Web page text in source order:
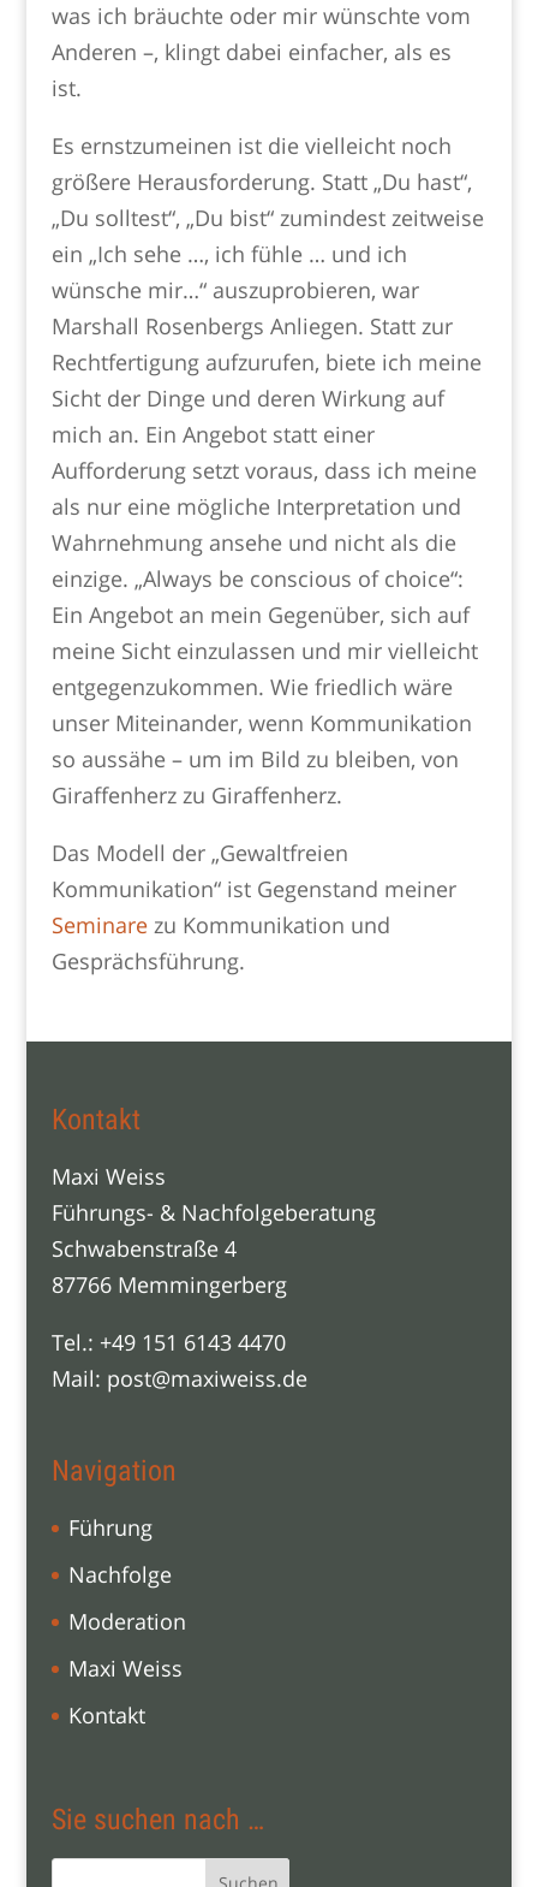
was ich bräuchte oder mir wünschte vom
Anderen –, klingt dabei einfacher, als es
ist.
Es ernstzumeinen ist die vielleicht noch
größere Herausforderung. Statt „Du hast“,
„Du solltest“, „Du bist“ zumindest zeitweise
ein „Ich sehe …, ich fühle … und ich
wünsche mir…“ auszuprobieren, war
Marshall Rosenbergs Anliegen. Statt zur
Rechtfertigung aufzurufen, biete ich meine
Sicht der Dinge und deren Wirkung auf
mich an. Ein Angebot statt einer
Aufforderung setzt voraus, dass ich meine
als nur eine mögliche Interpretation und
Wahrnehmung ansehe und nicht als die
einzige. „Always be conscious of choice“:
Ein Angebot an mein Gegenüber, sich auf
meine Sicht einzulassen und mir vielleicht
entgegenzukommen. Wie friedlich wäre
unser Miteinander, wenn Kommunikation
so aussähe – um im Bild zu bleiben, von
Giraffenherz zu Giraffenherz.
Das Modell der „Gewaltfreien
Kommunikation“ ist Gegenstand meiner
Seminarezu Kommunikation und
Gesprächsführung.
Kontakt
Maxi Weiss
Führungs- & Nachfolgeberatung
Schwabenstraße 4
87766 Memmingerberg
Tel.: +49 151 6143 4470
Mail: post@maxiweiss.de
Navigation
Führung
Nachfolge
Moderation
Maxi Weiss
Kontakt
Sie suchen nach …